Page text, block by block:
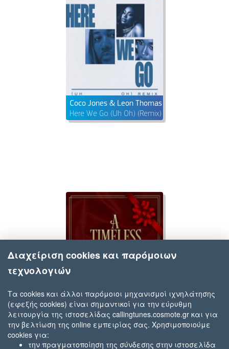
Coco Jones & Leon Thomas
Here We Go (Uh Oh) (Remix)
Coco Jones
A Timeless Christmas
Διαχείριση cookies και παρόμοιων
τεχνολογιών
Τα cookies και άλλοι παρόμοιοι μηχανισμοί ιχνηλάτησης
(εφεξής cookies) είναι σημαντικοί για την εύρυθμη
λειτουργία της ιστοσελίδας callingtunes.cosmote.gr και για
την βελτίωση της online εμπειρίας σας. Χρησιμοποιούμε
cookies για:
την πραγματοποίηση της σύνδεσης στην ιστοσελίδα